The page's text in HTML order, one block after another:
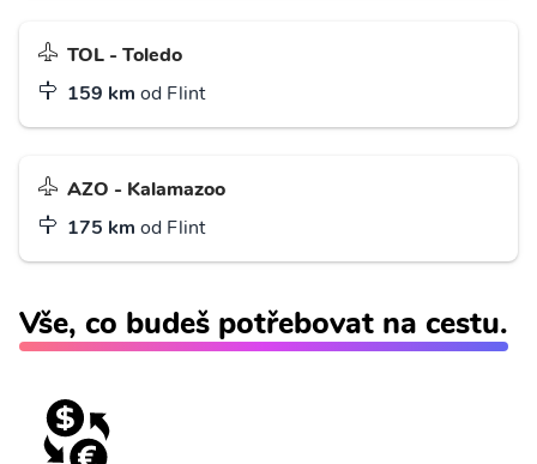
TOL - Toledo
159 km od Flint
AZO - Kalamazoo
175 km od Flint
Vše, co budeš potřebovat na cestu.